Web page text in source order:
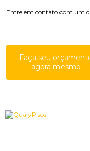
Entre em contato com um
Faça seu
agora mesmo